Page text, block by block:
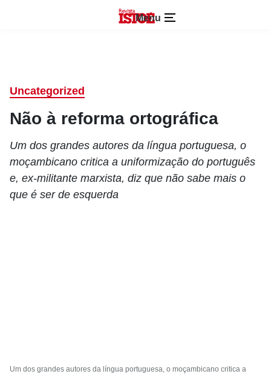
Menu
Uncategorized
Não à reforma ortográfica
Um dos grandes autores da língua portuguesa, o
moçambicano critica a uniformização do português
e, ex-militante marxista, diz que não sabe mais o
que é ser de esquerda
Um dos grandes autores da língua portuguesa, o moçambicano critica a